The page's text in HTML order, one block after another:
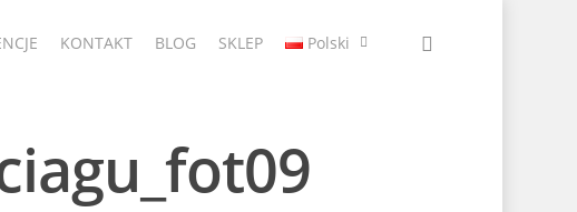
KONTAKT BLOG SKLEP Polski